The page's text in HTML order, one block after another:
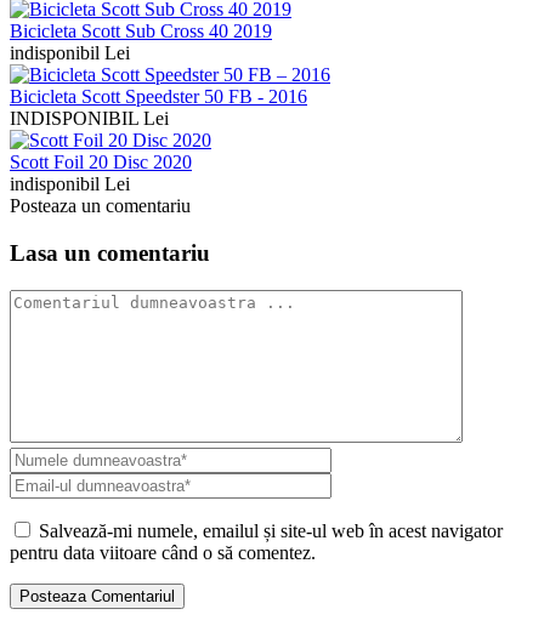
Bicicleta Scott Sub Cross 40 2019
indisponibil Lei
Bicicleta Scott Speedster 50 FB - 2016
INDISPONIBIL Lei
Scott Foil 20 Disc 2020
indisponibil Lei
Posteaza un comentariu
Lasa un comentariu
Salvează-mi numele, emailul și site-ul web în acest navigator
pentru data viitoare când o să comentez.